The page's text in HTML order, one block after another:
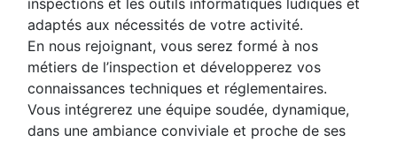
inspections et les outils informatiques ludiques et
adaptés aux nécessités de votre activité.
En nous rejoignant, vous serez formé à nos
métiers de l’inspection et développerez vos
connaissances techniques et réglementaires.
Vous intégrerez une équipe soudée, dynamique,
dans une ambiance conviviale et proche de ses